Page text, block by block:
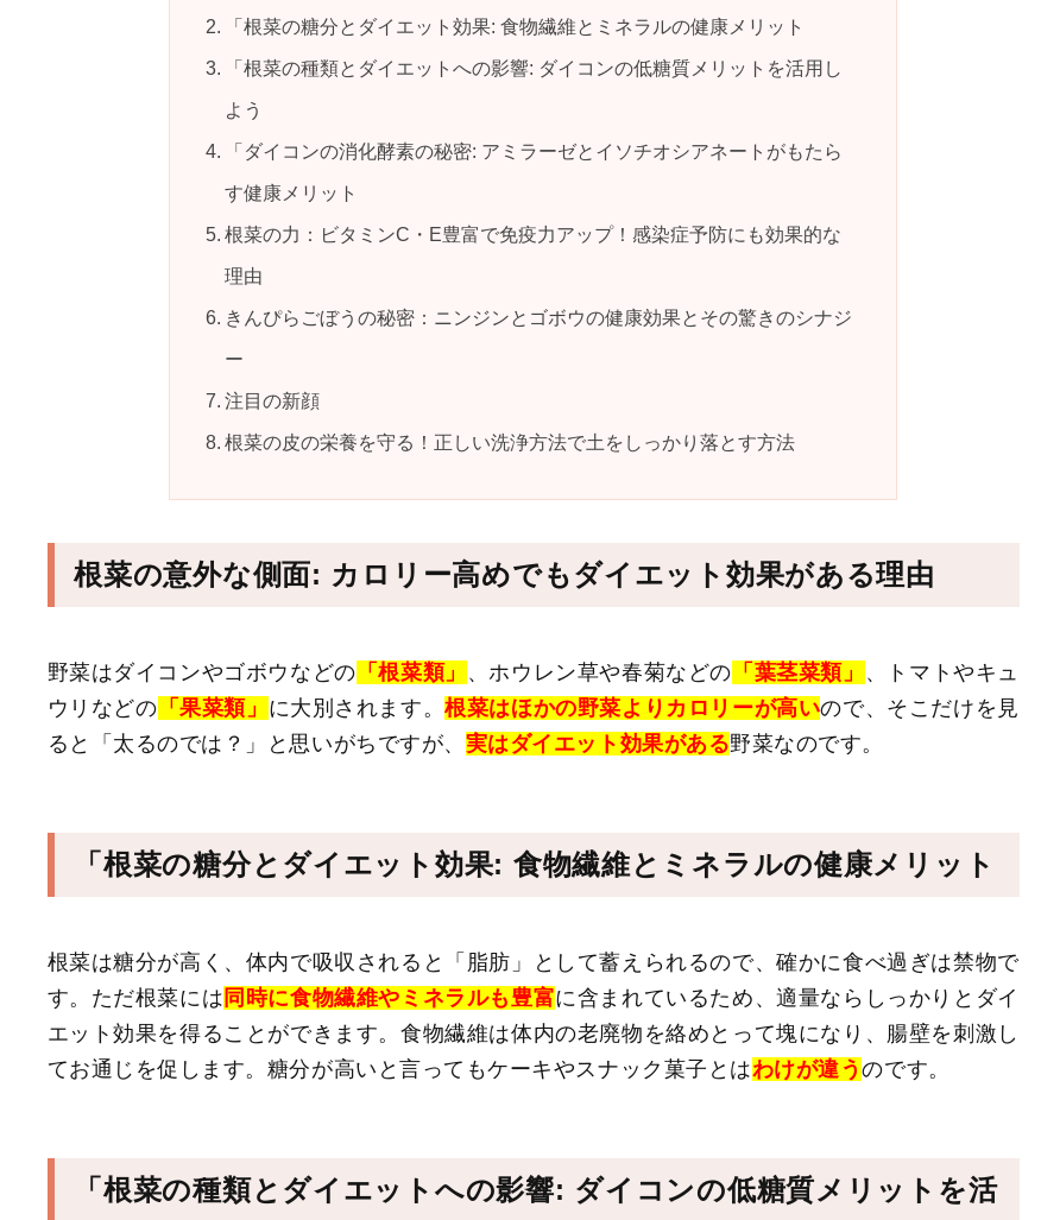
「根菜の糖分とダイエット効果: 食物繊維とミネラルの健康メリット
「根菜の種類とダイエットへの影響: ダイコンの低糖質メリットを活用し
よう
「ダイコンの消化酵素の秘密: アミラーゼとイソチオシアネートがもたら
す健康メリット
根菜の力：ビタミンC・E豊富で免疫力アップ！感染症予防にも効果的な
理由
きんぴらごぼうの秘密：ニンジンとゴボウの健康効果とその驚きのシナジ
ー
注目の新顔
根菜の皮の栄養を守る！正しい洗浄方法で土をしっかり落とす方法
根菜の意外な側面: カロリー高めでもダイエット効果がある理由
野菜はダイコンやゴボウなどの 「根菜類」 、ホウレン草や春菊などの 「葉茎菜類」
、トマトやキュ
ウリなどの 「果菜類」 に大別されます。根菜はほかの野菜よりカロリーが高いので、そこだけを見
ると「太るのでは？」と思いがちですが、 実はダイエット効果がある野菜なのです。
「根菜の糖分とダイエット効果: 食物繊維とミネラルの健康メリット
根菜は糖分が高く、体内で吸収されると「脂肪」として蓄えられるので、確かに食べ過ぎは禁物で
す。ただ根菜には 同時に食物繊維やミネラルも豊富に含まれているため、適量ならしっかりとダイ
エット効果を得ることができます。食物繊維は体内の老廃物を絡めとって塊になり、腸壁を刺激し
てお通じを促します。糖分が高いと言ってもケーキやスナック菓子とはわけが違うのです。
「根菜の種類とダイエットへの影響: ダイコンの低糖質メリットを活